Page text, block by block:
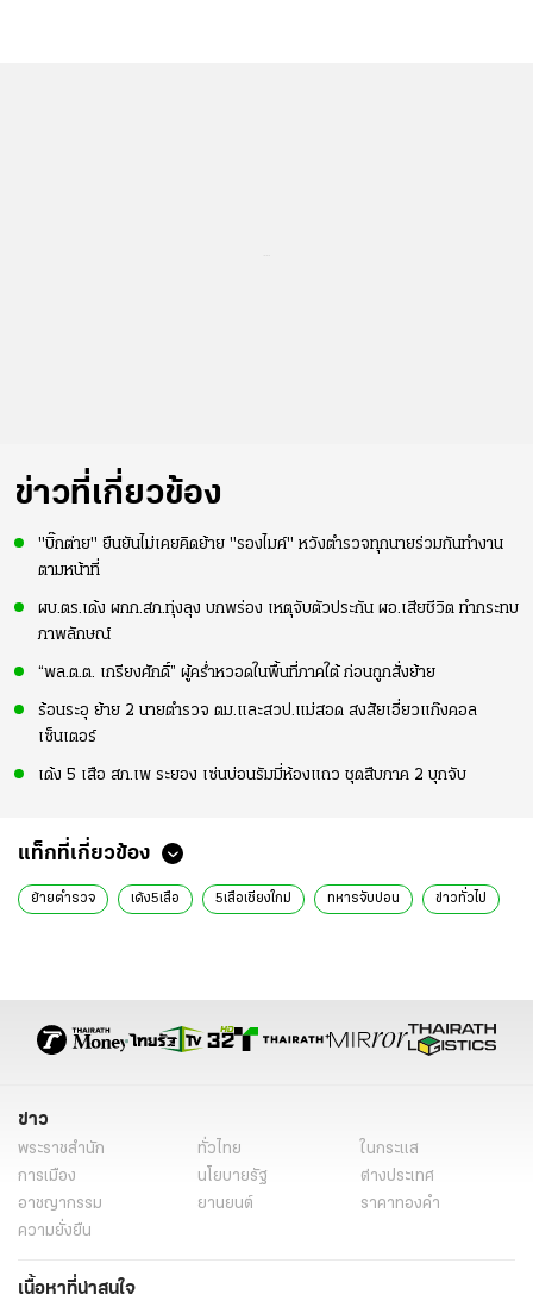
ข่าวที่เกี่ยวข้อง
"บิ๊กต่าย" ยืนยันไม่เคยคิดย้าย "รองไมค์" หวังตำรวจทุกนายร่วมกันทำงาน
ตามหน้าที่
ผบ.ตร.เด้ง ผกก.สภ.ทุ่งลุง บกพร่อง เหตุจับตัวประกัน ผอ.เสียชีวิต ทำกระทบ
ภาพลักษณ์
“พล.ต.ต. เกรียงศักดิ์” ผู้คร่ำหวอดในพื้นที่ภาคใต้ ก่อนถูกสั่งย้าย
ร้อนระอุ ย้าย 2 นายตำรวจ ตม.และสวป.แม่สอด สงสัยเอี่ยวแก๊งคอล
เซ็นเตอร์
เด้ง 5 เสือ สภ.เพ ระยอง เซ่นบ่อนรัมมี่ห้องแถว ชุดสืบภาค 2 บุกจับ
แท็กที่เกี่ยวข้อง
ย้ายตำรวจ เด้ง5เสือ 5เสือเชียงใกม่ ทหารจับบ่อน ข่าวทั่วไป
ข่าว
พระราชสำนัก ทั่วไทย
ในกระแส
การเมือง
นโยบายรัฐ
ต่างประเทศ
อาชญากรรม
ยานยนต์
ราคาทองคำ
ความยั่งยืน
เนื้อหาที่น่าสนใจ